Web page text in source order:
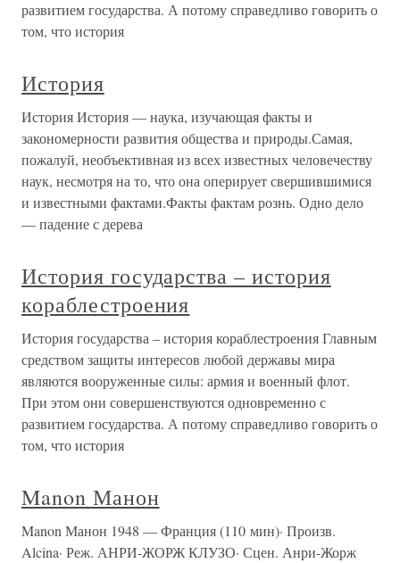
развитием государства. А потому справедливо говорить о
том, что история
История
История История — наука, изучающая факты и
закономерности развития общества и природы.Самая,
пожалуй, необъективная из всех известных человечеству
наук, несмотря на то, что она оперирует свершившимися
и известными фактами.Факты фактам рознь. Одно дело
— падение с дерева
История государства – история
кораблестроения
История государства – история кораблестроения Главным
средством защиты интересов любой державы мира
являются вооруженные силы: армия и военный флот.
При этом они совершенствуются одновременно с
развитием государства. А потому справедливо говорить о
том, что история
Manon Манон
Manon Манон 1948 — Франция (110 мин)· Произв.
Alcina· Реж. АНРИ-ЖОРЖ КЛУЗО· Сцен. Анри-Жорж